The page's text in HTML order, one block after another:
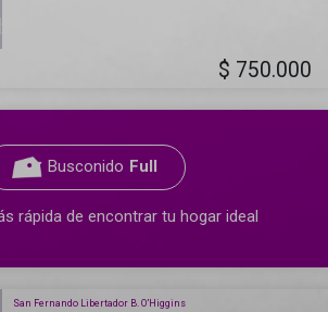
$ 750.000
Busconido Full
rápida de encontrar tu hogar ideal
San Fernando Libertador B. O’Higgins